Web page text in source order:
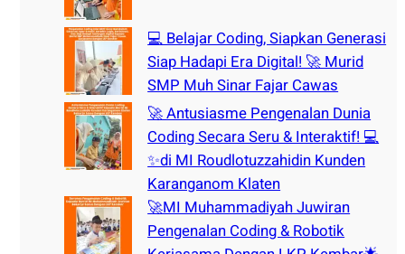
💻 Belajar Coding, Siapkan Generasi
Siap Hadapi Era Digital! 🚀 Murid
SMP Muh Sinar Fajar Cawas
🚀 Antusiasme Pengenalan Dunia
Coding Secara Seru & Interaktif! 💻
✨di MI Roudlotuzzahidin Kunden
Karanganom Klaten
🚀MI Muhammadiyah Juwiran
Pengenalan Coding & Robotik